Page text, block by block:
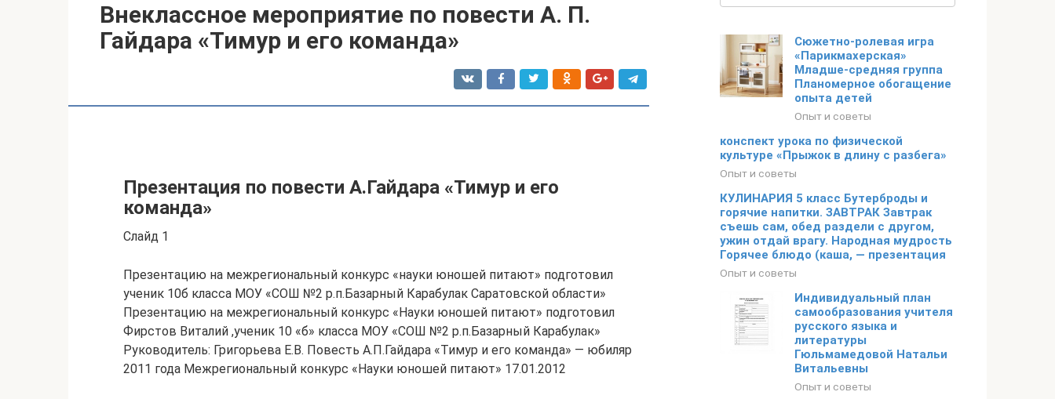
Внеклассное мероприятие по повести А. П.
Гайдара «Тимур и его команда»
Презентация по повести А.Гайдара «Тимур и его
команда»
Слайд 1
Презентацию на межрегиональный конкурс «науки юношей питают» подготовил
ученик 10б класса МОУ «СОШ №2 р.п.Базарный Карабулак Саратовской области»
Презентацию на межрегиональный конкурс «Науки юношей питают» подготовил
Фирстов Виталий ,ученик 10 «б» класса МОУ «СОШ №2 р.п.Базарный Карабулак»
Руководитель: Григорьева Е.В. Повесть А.П.Гайдара «Тимур и его команда» — юбиляр
2011 года Межрегиональный конкурс «Науки юношей питают» 17.01.2012
Сюжетно-ролевая игра
«Парикмахерская»
Младше-средняя группа
Планомерное обогащение
опыта детей
Опыт и советы
конспект урока по физической
культуре «Прыжок в длину с разбега»
Опыт и советы
КУЛИНАРИЯ 5 класс Бутерброды и
горячие напитки. ЗАВТРАК Завтрак
съешь сам, обед раздели с другом,
ужин отдай врагу. Народная мудрость
Горячее блюдо (каша, — презентация
Опыт и советы
Индивидуальный план
самообразования учителя
русского языка и
литературы
Гюльмамедовой Натальи
Витальевны
Опыт и советы